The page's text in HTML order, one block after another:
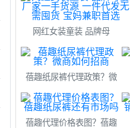
网红女装童装 品牌母
蓓趣纸尿裤代理政策？微
蓓趣代理价格表图？蓓趣